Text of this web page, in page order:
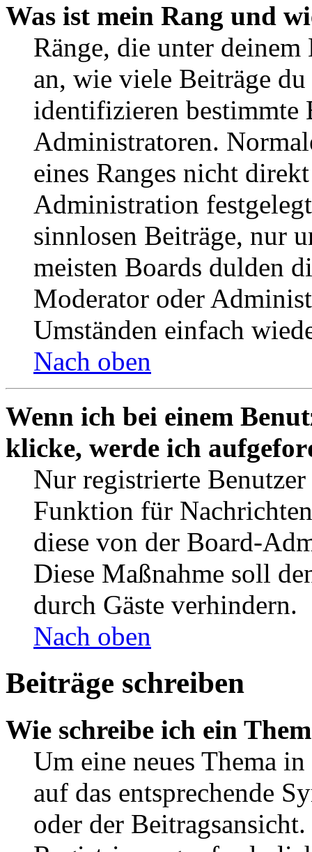
Was ist mein Rang und
Ränge, die unter deinem
an, wie viele Beiträge
identifizieren bestimmte
Administratoren.
eines Ranges nicht
Administration
sinnlosen Beiträge, nur
meisten Boards dulden
Moderator oder
Umständen einfach
Nach oben
Wenn ich bei einem
klicke, werde ich
Nur registrierte
Funktion für
diese von der Board-
Diese Maßnahme soll
durch Gäste verhindern.
Nach oben
Beiträge schreiben
Wie schreibe ich ein
Um eine neues Thema
auf das entsprechende
oder der